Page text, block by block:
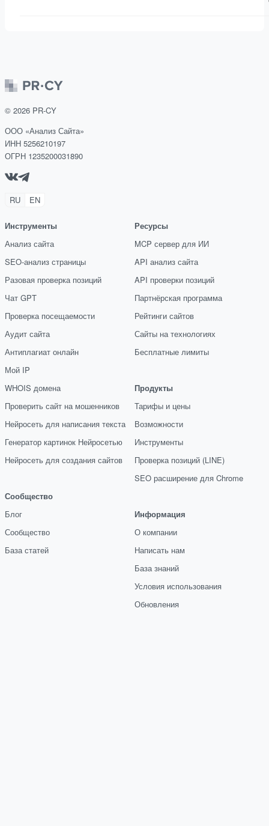
© 2026 PR-CY
ООО «Анализ Сайта»
ИНН 5256210197
ОГРН 1235200031890
RU EN
Инструменты
Анализ сайта
SEO-анализ страницы
Разовая проверка позиций
Чат GPT
Проверка посещаемости
Аудит сайта
Антиплагиат онлайн
Мой IP
WHOIS домена
Проверить сайт на мошенников
Нейросеть для написания текста
Генератор картинок Нейросетью
Нейросеть для создания сайтов
Сообщество
Блог
Сообщество
База статей
Ресурсы
MCP сервер для ИИ
API анализ сайта
API проверки позиций
Партнёрская программа
Рейтинги сайтов
Сайты на технологиях
Бесплатные лимиты
Продукты
Тарифы и цены
Возможности
Инструменты
Проверка позиций (LINE)
SEO расширение для Chrome
Информация
О компании
Написать нам
База знаний
Условия использования
Обновления